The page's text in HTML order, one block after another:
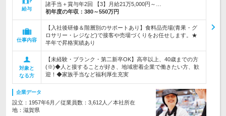
給与
諸手当＋賞与年2回 【3】月給21万5,000円～…
初年度の年収： 380～550万円
仕事内容
【入社後研修＆階層別のサポートあり】食料品売場(青果・グ
ロサリー・レジなど)で接客や売場づくりをお任せします。★
半年で昇格実績あり
対象と
なる方
【未経験・ブランク・第二新卒OK】高卒以上、40歳までの方
(※)◆人と接することが好き、地域密着企業で働きたい方、歓
迎！◆家族手当など福利厚生充実
企業データ
設立：1957年6月／従業員数：3,612人／本社所在
地：滋賀県